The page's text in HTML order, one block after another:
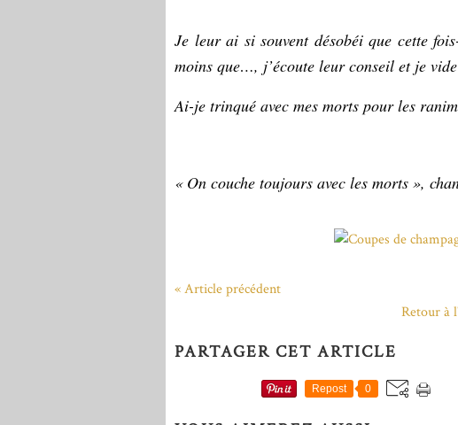
Je leur ai si souvent désobéi que cette
moins que…, j’écoute leur conseil et je
Ai-je trinqué avec mes morts pour les
« On couche toujours avec les morts »,
« Article précédent
Retour à
PARTAGER CET ARTICLE
Repost 0